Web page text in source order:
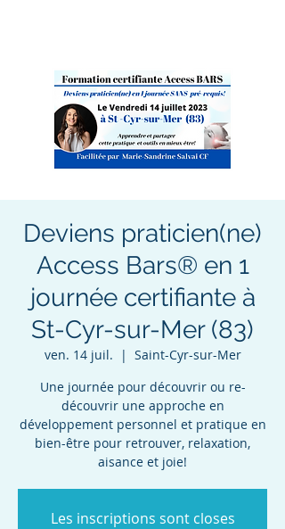
Deviens praticien(ne)
Access Bars® en 1
journée certifiante à
St-Cyr-sur-Mer (83)
ven. 14 juil.
  |
Saint-Cyr-sur-Mer
Une journée pour découvrir ou re-
découvrir une approche en
développement personnel et pratique en
bien-être pour retrouver, relaxation,
aisance et joie!
Les inscriptions sont closes